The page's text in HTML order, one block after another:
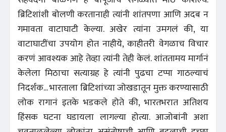
ब्रिटिशांशी बोलणी करतानाही त्यांनी शांतपणा आणि अदब न
गमावता वाटाघाटी केल्या. अखेर त्यांना उमगलं की, या
वाटाघाटींचा उपयोग होत नाहीये, काहीतरी वेगळाच विचार
करणं आवश्यक आहे तेव्हा त्यांनी तेही केलं. शांततामय मार्गानं
केलेला मिठाचा सत्याग्रह हे त्यांनी पुढचा टप्पा गाठल्याचं
निदर्शक... भारताला ब्रिटिशांच्या जोखडातून मुक्त करण्यासाठी
लोक रागानं इतके भडकले होते की, भारतभरात अतिशय
हिंसक घटना घडायला लागल्या होत्या. आजोबांनी अशा